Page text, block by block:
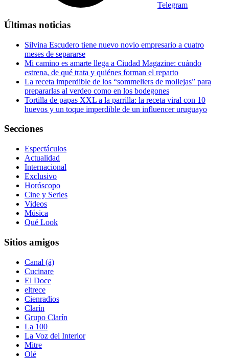
Telegram
Últimas noticias
Silvina Escudero tiene nuevo novio empresario a cuatro
meses de separarse
Mi camino es amarte llega a Ciudad Magazine: cuándo
estrena, de qué trata y quiénes forman el reparto
La receta imperdible de los “sommeliers de mollejas” para
prepararlas al verdeo como en los bodegones
Tortilla de papas XXL a la parrilla: la receta viral con 10
huevos y un toque imperdible de un influencer uruguayo
Secciones
Espectáculos
Actualidad
Internacional
Exclusivo
Horóscopo
Cine y Series
Videos
Música
Qué Look
Sitios amigos
Canal (á)
Cucinare
El Doce
eltrece
Cienradios
Clarín
Grupo Clarín
La 100
La Voz del Interior
Mitre
Olé